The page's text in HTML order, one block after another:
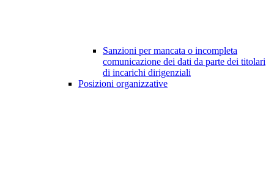
Sanzioni per mancata o incompleta
comunicazione dei dati da parte dei titolari
di incarichi dirigenziali
Posizioni organizzative